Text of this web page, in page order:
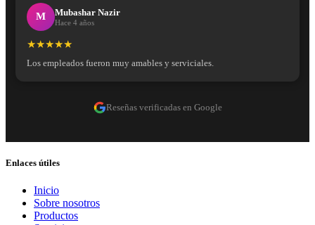
M Mubashar Nazir
Hace 4 años
★★★★★
Los empleados fueron muy amables y serviciales.
Reseñas verificadas en Google
Enlaces útiles
Inicio
Sobre nosotros
Productos